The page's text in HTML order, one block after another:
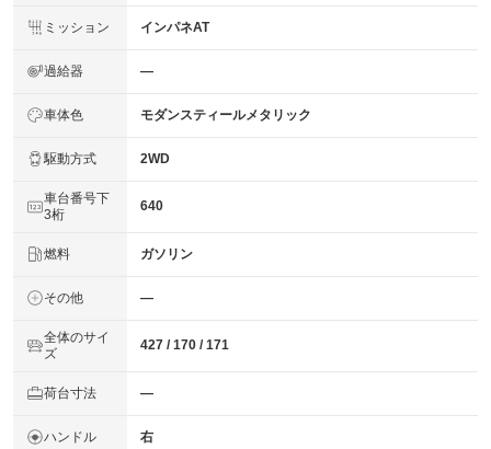
ミッション インパネAT
過給器 ―
車体色 モダンスティールメタリック
駆動方式 2WD
車台番号下
3桁
640
燃料 ガソリン
その他 ―
全体のサイ
ズ
427 / 170 / 171
荷台寸法 ―
ハンドル 右